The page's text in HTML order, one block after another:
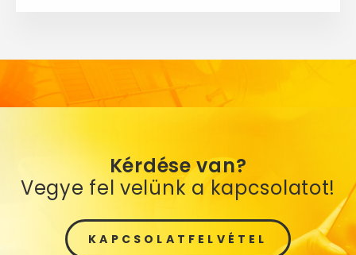
Kérdése van?
Vegye fel velünk a kapcsolatot!
KAPCSOLATFELVÉTEL